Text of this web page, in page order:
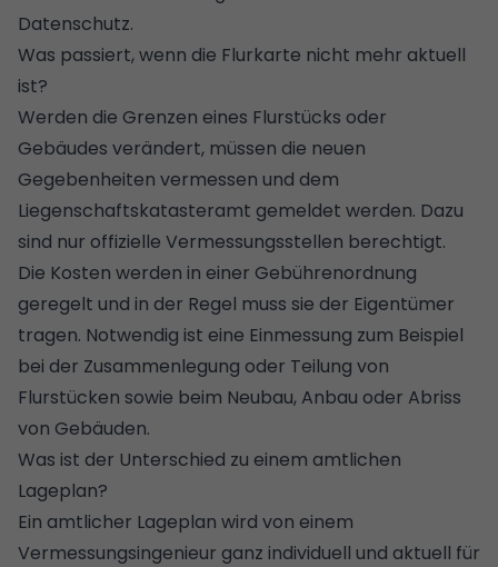
Datenschutz.
Was passiert, wenn die Flurkarte nicht mehr aktuell
ist?
Werden die Grenzen eines Flurstücks oder
Gebäudes verändert, müssen die neuen
Gegebenheiten vermessen und dem
Liegenschaftskatasteramt gemeldet werden. Dazu
sind nur offizielle Vermessungsstellen berechtigt.
Die Kosten werden in einer Gebührenordnung
geregelt und in der Regel muss sie der Eigentümer
tragen. Notwendig ist eine Einmessung zum Beispiel
bei der Zusammenlegung oder Teilung von
Flurstücken sowie beim Neubau, Anbau oder Abriss
von Gebäuden.
Was ist der Unterschied zu einem amtlichen
Lageplan?
Ein amtlicher Lageplan wird von einem
Vermessungsingenieur ganz individuell und aktuell für